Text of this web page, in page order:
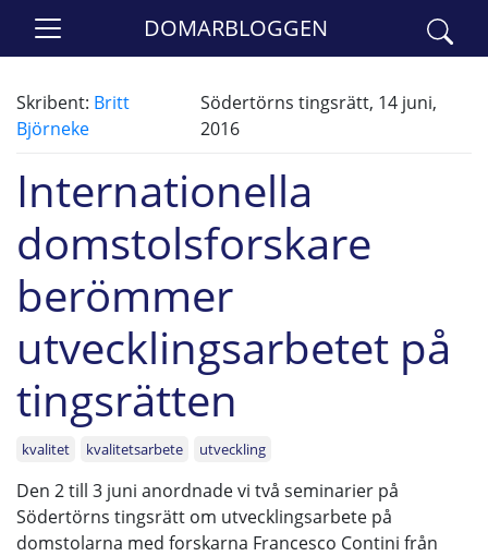
DOMARBLOGGEN
Skribent: Britt
Björneke
Södertörns tingsrätt, 14 juni,
2016
Internationella
domstolsforskare
berömmer
utvecklingsarbetet på
tingsrätten
kvalitet kvalitetsarbete utveckling
Den 2 till 3 juni anordnade vi två seminarier på
Södertörns tingsrätt om utvecklingsarbete på
domstolarna med forskarna Francesco Contini från